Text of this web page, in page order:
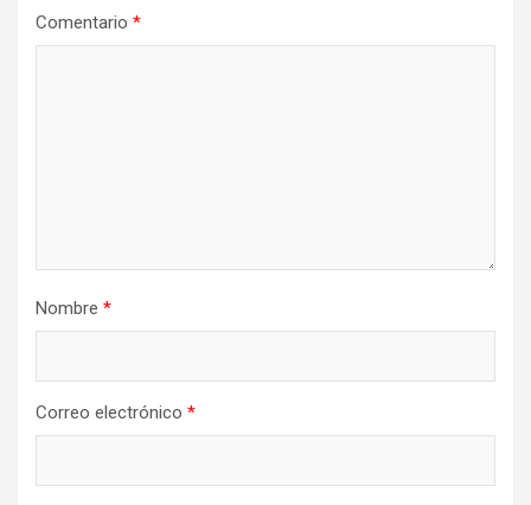
Comentario *
Nombre *
Correo electrónico *